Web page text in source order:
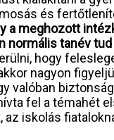
és
a meghozott
normális tanév
hogy
nagyon
valóban
fel a témahét
az iskolás